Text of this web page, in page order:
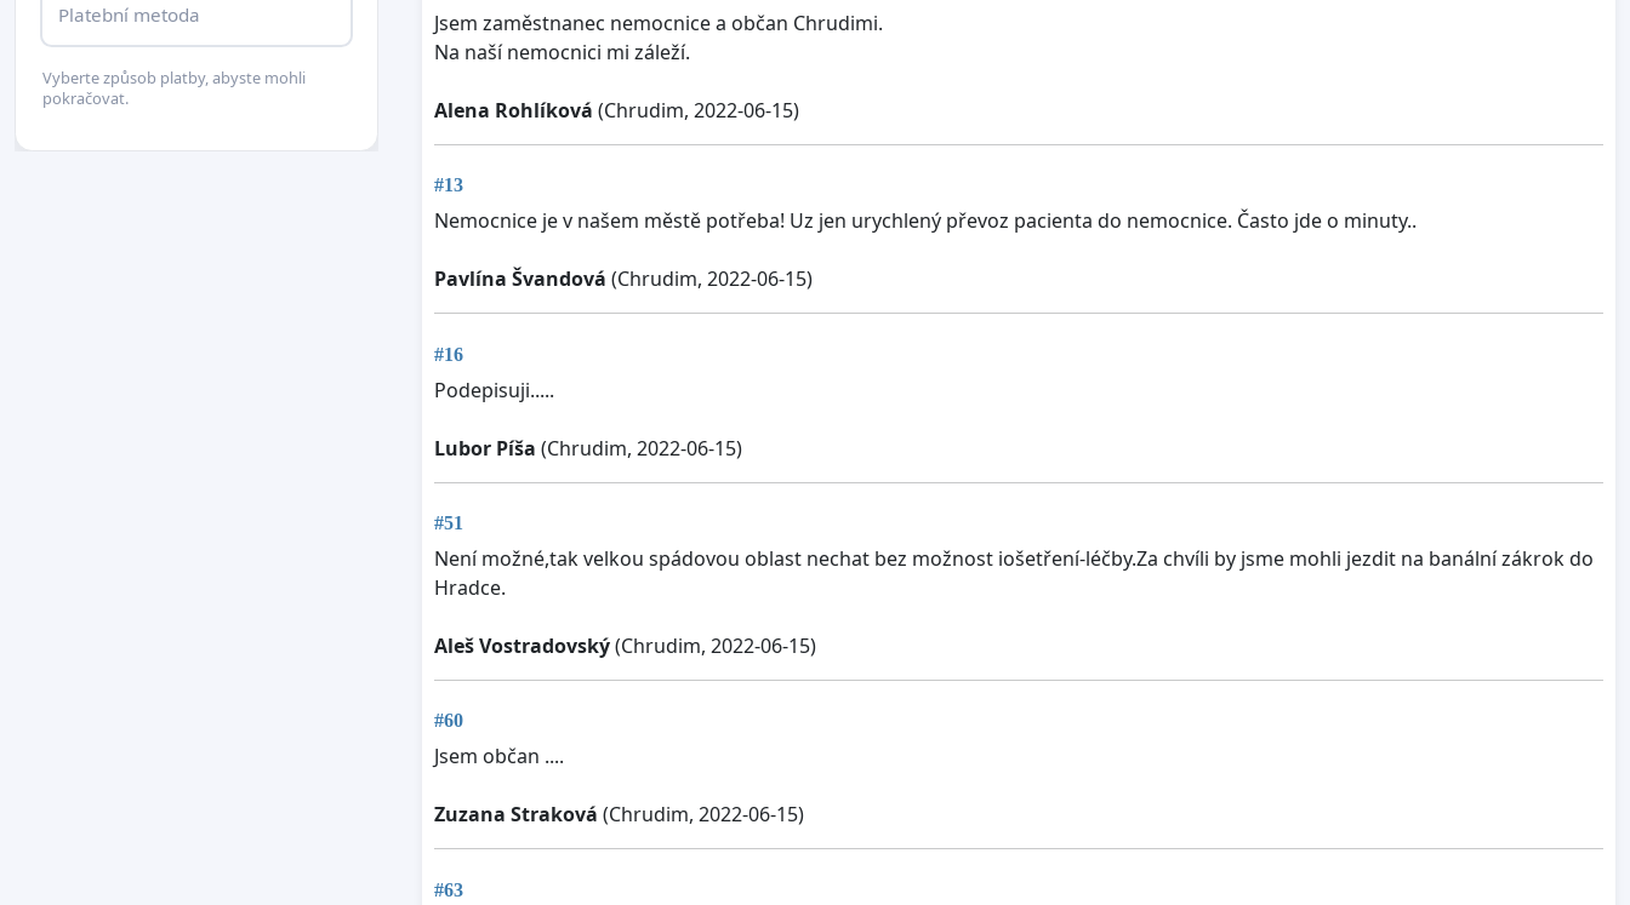
Jsem zaměstnanec nemocnice a občan Chrudimi.
Na naší nemocnici mi záleží.
Alena Rohlíková (Chrudim, 2022-06-15)
#13
Nemocnice je v našem městě potřeba! Uz jen urychlený převoz pacienta do nemocnice. Často jde o minuty..
Pavlína Švandová (Chrudim, 2022-06-15)
#16
Podepisuji.....
Lubor Píša (Chrudim, 2022-06-15)
#51
Není možné,tak velkou spádovou oblast nechat bez možnost iošetření-léčby.Za chvíli by jsme mohli jezdit na banální zákrok do
Hradce.
Aleš Vostradovský(Chrudim, 2022-06-15)
#60
Jsem občan ....
Zuzana Straková (Chrudim, 2022-06-15)
#63
Platební metoda
Vyberte způsob platby, abyste mohli
pokračovat.